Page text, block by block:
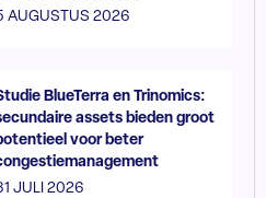
AUGUSTUS 2026
BlueTerra en Trinomics:
assets bieden groot
voor beter
JULI 2026